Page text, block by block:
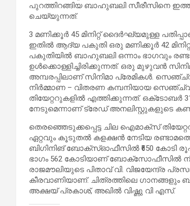
പുറത്തിറങ്ങിയ ബാഹുബലി സീരീസിനെ
ചെയ്യുന്നത്.
3 മണിക്കൂർ 45 മിനിറ്റ് ദൈർഘ്യമുള്ള
ഇതിൽ ആദ്യ പകുതി ഒരു മണിക്കൂർ 42
പകുതിയിൽ ബാഹുബലി ഒന്നാം ഭാഗവും
ഉൾക്കൊള്ളിച്ചിരിക്കുന്നത്. ഒരു മുഴുവൻ
അമ്പരപ്പിലാണ് സിനിമാ പ്രേമികൾ.
നിർമ്മാണ – വിതരണ കമ്പനിയായ
തിയേറ്ററുകളിൽ എത്തിക്കുന്നത്. ഒക്‌ടോബർ 31
നേടുമെന്നാണ് ട്രേഡ് അനലിസ്റ്റുകളുടെ
തെരഞ്ഞെടുക്കപ്പെട്ട ചില ഐമാക്സ്
ഏറ്റവും കൂടുതൽ കളക്ഷൻ നേടിയ
ബിഗിനിങ് ബോക്സ്ഓഫീസിൽ ₹650 കോടി
ഭാഗം 562 കോടിയാണ്
രാജമൗലിയുടെ പിതാവ് വി. വിജയേന്ദ്ര
കീരവാണിയാണ്. ചിത്രത്തിലെ ഗാനങ്ങളും
അക്ഷയ് പ്രകാശ്, അഖിൽ വിഷ്ണു വി എസ്.